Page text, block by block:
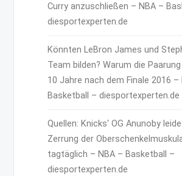
Curry anzuschließen – NBA –
diesportexperten.de
Könnten LeBron James und
Team bilden? Warum die
10 Jahre nach dem Finale 2016 –
Basketball – diesportexperten.de
Quellen: Knicks‘ OG Anunoby
Zerrung der
tagtäglich – NBA – Basketball –
diesportexperten.de